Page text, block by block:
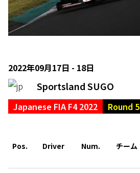
2022年09月17日 - 18日
Sportsland SUGO
Japanese FIA F4 2022 Round 5
Pos. Driver Num. チーム